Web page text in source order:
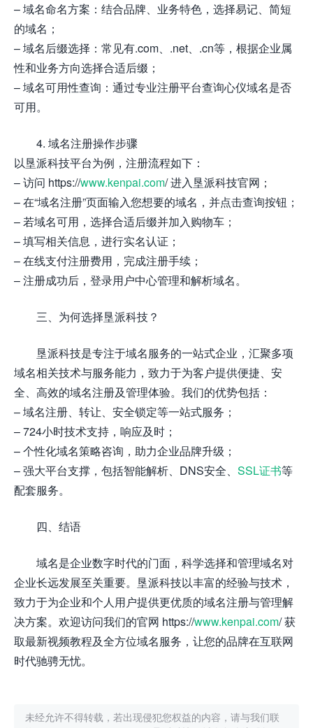
– 域名命名方案：结合品牌、业务特色，选择易记、简短
的域名；
– 域名后缀选择：常见有.com、.net、.cn等，根据企业属
性和业务方向选择合适后缀；
– 域名可用性查询：通过专业注册平台查询心仪域名是否
可用。
4. 域名注册操作步骤
以垦派科技平台为例，注册流程如下：
– 访问 https://www.kenpai.com/ 进入垦派科技官网；
– 在“域名注册”页面输入您想要的域名，并点击查询按钮；
– 若域名可用，选择合适后缀并加入购物车；
– 填写相关信息，进行实名认证；
– 在线支付注册费用，完成注册手续；
– 注册成功后，登录用户中心管理和解析域名。
三、为何选择垦派科技？
垦派科技是专注于域名服务的一站式企业，汇聚多项
域名相关技术与服务能力，致力于为客户提供便捷、安
全、高效的域名注册及管理体验。我们的优势包括：
– 域名注册、转让、安全锁定等一站式服务；
– 724小时技术支持，响应及时；
– 个性化域名策略咨询，助力企业品牌升级；
– 强大平台支撑，包括智能解析、DNS安全、 SSL证书等
配套服务。
四、结语
域名是企业数字时代的门面，科学选择和管理域名对
企业长远发展至关重要。垦派科技以丰富的经验与技术，
致力于为企业和个人用户提供更优质的域名注册与管理解
决方案。欢迎访问我们的官网 https://www.kenpai.com/ 获
取最新视频教程及全方位域名服务，让您的品牌在互联网
时代驰骋无忧。
未经允许不得转载，若出现侵犯您权益的内容，请与我们联